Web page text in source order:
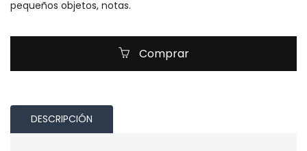
pequeños objetos, notas.
Comprar
DESCRIPCIÓN